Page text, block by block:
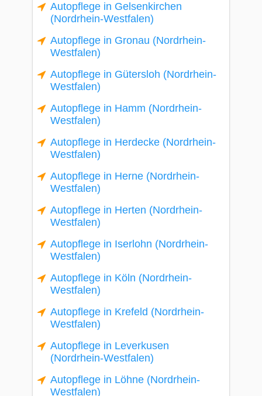
Autopflege in Gelsenkirchen
(Nordrhein-Westfalen)
Autopflege in Gronau (Nordrhein-
Westfalen)
Autopflege in Gütersloh (Nordrhein-
Westfalen)
Autopflege in Hamm (Nordrhein-
Westfalen)
Autopflege in Herdecke (Nordrhein-
Westfalen)
Autopflege in Herne (Nordrhein-
Westfalen)
Autopflege in Herten (Nordrhein-
Westfalen)
Autopflege in Iserlohn (Nordrhein-
Westfalen)
Autopflege in Köln (Nordrhein-
Westfalen)
Autopflege in Krefeld (Nordrhein-
Westfalen)
Autopflege in Leverkusen
(Nordrhein-Westfalen)
Autopflege in Löhne (Nordrhein-
Westfalen)